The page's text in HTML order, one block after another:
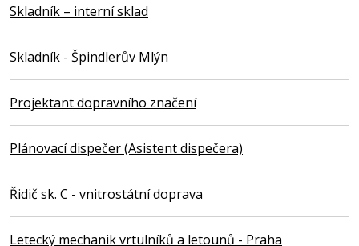
Skladník – interní sklad
Skladník - Špindlerův Mlýn
Projektant dopravního značení
Plánovací dispečer (Asistent dispečera)
Řidič sk. C - vnitrostátní doprava
Letecký mechanik vrtulníků a letounů - Praha